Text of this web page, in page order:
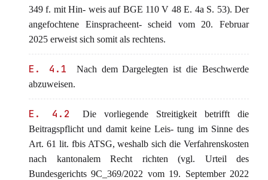
349 f. mit Hin- weis auf BGE 110 V 48 E. 4a S. 53). Der
angefochtene Einspracheent- scheid vom 20. Februar
2025 erweist sich somit als rechtens.
E. 4.1
Nach dem Dargelegten ist die Beschwerde
abzuweisen.
E. 4.2
Die vorliegende Streitigkeit betrifft die
Beitragspflicht und damit keine Leis- tung im Sinne des
Art. 61 lit. fbis ATSG, weshalb sich die Verfahrenskosten
nach kantonalem Recht richten (vgl. Urteil des
Bundesgerichts 9C_369/2022 vom 19. September 2022